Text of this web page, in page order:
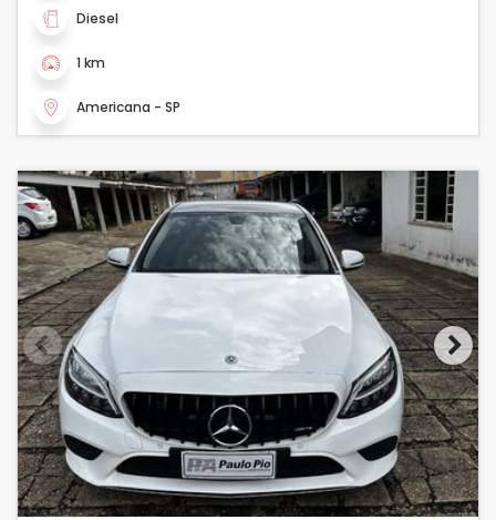
Diesel
1 km
Americana - SP